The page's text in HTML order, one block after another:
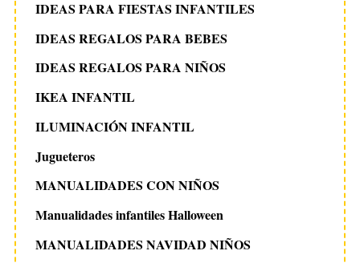
IDEAS PARA FIESTAS INFANTILES
IDEAS REGALOS PARA BEBES
IDEAS REGALOS PARA NIÑOS
IKEA INFANTIL
ILUMINACIÓN INFANTIL
Jugueteros
MANUALIDADES CON NIÑOS
Manualidades infantiles Halloween
MANUALIDADES NAVIDAD NIÑOS